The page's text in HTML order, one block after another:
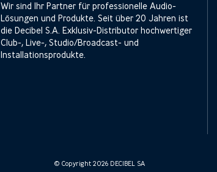
Wir sind Ihr Partner für professionelle Audio-
Lösungen und Produkte. Seit über 20 Jahren ist
die Decibel S.A. Exklusiv-Distributor hochwertiger
Club-, Live-, Studio/Broadcast- und
Installationsprodukte.
© Copyright 2026 DECIBEL SA